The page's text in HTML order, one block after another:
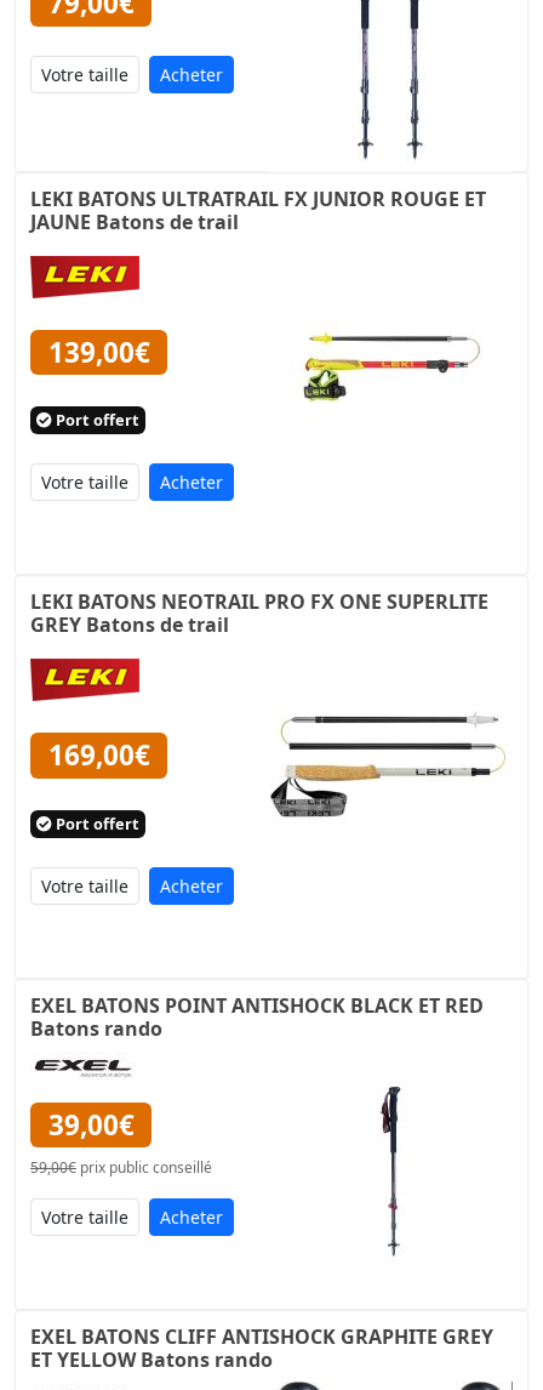
Acheter
LEKI BATONS ULTRATRAIL FX JUNIOR ROUGE ET
JAUNE Batons de trail
139,00€
Port offert
Acheter
LEKI BATONS NEOTRAIL PRO FX ONE SUPERLITE
GREY Batons de trail
169,00€
Port offert
Acheter
EXEL BATONS POINT ANTISHOCK BLACK ET RED
Batons rando
39,00€
59,00€ prix public conseillé
Acheter
EXEL BATONS CLIFF ANTISHOCK GRAPHITE GREY
ET YELLOW Batons rando